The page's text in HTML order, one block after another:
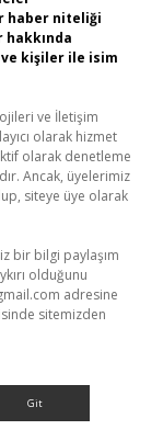
haber niteliği
ve kişiler ile isim
ve İletişim
olarak hizmet
olarak denetleme
Ancak, üyelerimiz
siteye üye olarak
bir bilgi paylaşım
olduğunu
adresine
sitemizden